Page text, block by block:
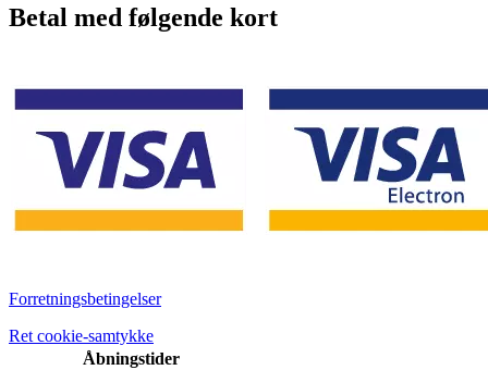
Betal med følgende kort
Forretningsbetingelser
Ret cookie-samtykke
Åbningstider